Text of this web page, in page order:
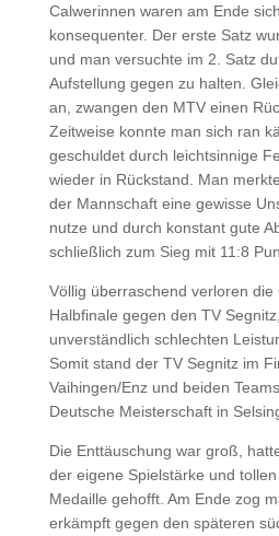
Calwerinnen waren am Ende
konsequenter. Der erste Satz
und man versuchte im 2. Satz
Aufstellung gegen zu halten.
an, zwangen den MTV einen
Zeitweise konnte man sich ran
geschuldet durch leichtsinnige
wieder in Rückstand. Man
der Mannschaft eine gewisse
nutze und durch konstant gute
schließlich zum Sieg mit 11:8
Völlig überraschend verloren
Halbfinale gegen den TV
unverständlich schlechten
Somit stand der TV Segnitz im
Vaihingen/Enz und beiden
Deutsche Meisterschaft in
Die Enttäuschung war groß,
der eigene Spielstärke und
Medaille gehofft. Am Ende zog
erkämpft gegen den späteren